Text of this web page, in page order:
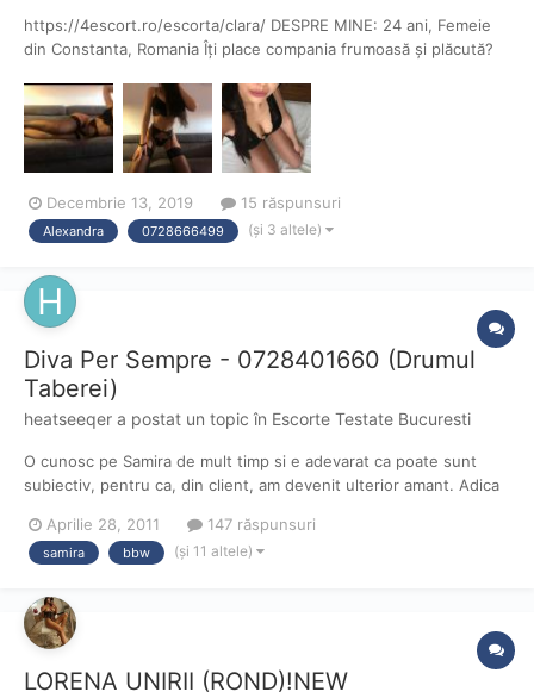
https://4escort.ro/escorta/clara/ DESPRE MINE: 24 ani, Femeie
din Constanta, Romania Îți place compania frumoasă și plăcută?
Clara și sunt o tânără elegantă, provocatoare, sexy și atractivă la
nivel înalt. Sunt foarte deschisa, sen...
Decembrie 13, 2019 15 răspunsuri
Alexandra 0728666499 (și 3 altele)
Diva Per Sempre - 0728401660 (Drumul
Taberei)
heatseeqer a postat un topic în Escorte Testate Bucuresti
O cunosc pe Samira de mult timp si e adevarat ca poate sunt
subiectiv, pentru ca, din client, am devenit ulterior amant. Adica
perversa, dar are un suflet curat. Face dragoste pe bani, dar are
studii superioare. Este inteligenta si foarte s...
Aprilie 28, 2011 147 răspunsuri
samira bbw (și 11 altele)
LORENA UNIRII (ROND)!NEW